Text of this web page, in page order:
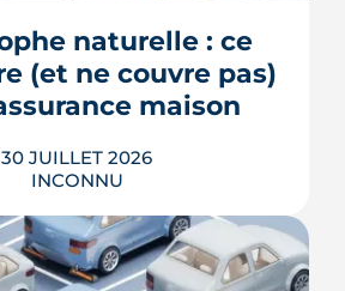
et la vignette Crit'Air
dans l'intra-rocade.
LIRE L'ARTICLE
naturelle : ce
(et ne couvre pas)
maison
30 JUILLET 2026
INCONNU